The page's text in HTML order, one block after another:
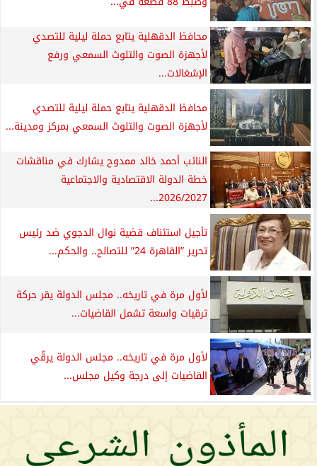
محافظ الدقهلية يتابع حملة ليلية للتصدي
لأجهزة الصوت والتلوث السمعي ورفع
الإشغالات...
محافظ الدقهلية يتابع حملة ليلية للتصدي
لأجهزة الصوت والتلوث السمعي بمركز ومدينة...
النائب أحمد خالد ممدوح يشارك في مناقشات
خطة الدولة الاقتصادية والاجتماعية
2026/2027...
تأجيل استئناف قضية نوال الدجوي ضد رئيس
تحرير ”القاهرة 24” للتصالح.. والحكم...
لأول مرة في تاريخه.. مجلس الدولة يقر حركة
ترقيات واسعة تشمل القاضيات...
لأول مرة في تاريخه.. مجلس الدولة يرقّي
القاضيات إلى درجة وكيل مجلس...